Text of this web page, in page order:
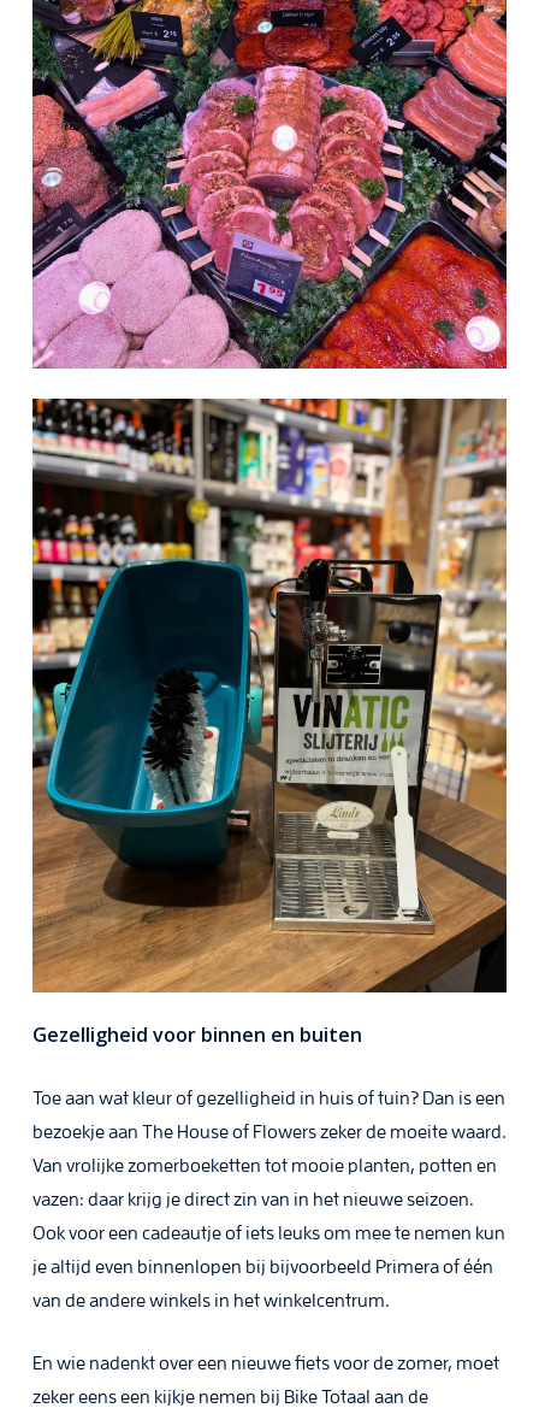
Gezelligheid voor binnen en buiten
Toe aan wat kleur of gezelligheid in huis of tuin? Dan is een
bezoekje aan The House of Flowers zeker de moeite waard.
Van vrolijke zomerboeketten tot mooie planten, potten en
vazen: daar krijg je direct zin van in het nieuwe seizoen.
Ook voor een cadeautje of iets leuks om mee te nemen kun
je altijd even binnenlopen bij bijvoorbeeld Primera of één
van de andere winkels in het winkelcentrum.
En wie nadenkt over een nieuwe fiets voor de zomer, moet
zeker eens een kijkje nemen bij Bike Totaal aan de